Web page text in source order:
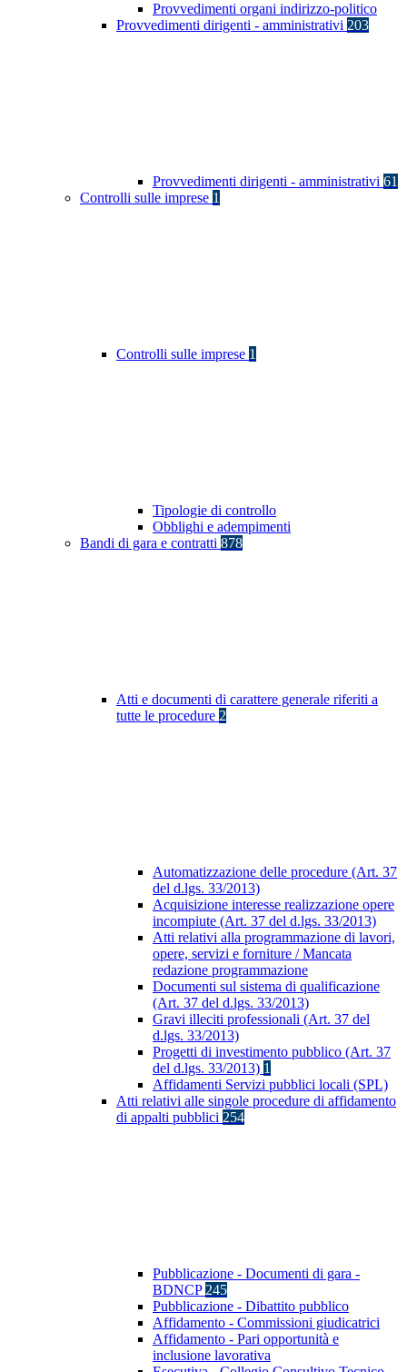
Provvedimenti organi indirizzo-politico
Provvedimenti dirigenti - amministrativi 203
Provvedimenti dirigenti - amministrativi 61
Controlli sulle imprese 1
Controlli sulle imprese 1
Tipologie di controllo
Obblighi e adempimenti
Bandi di gara e contratti 878
Atti e documenti di carattere generale riferiti a
tutte le procedure 2
Automatizzazione delle procedure (Art. 37
del d.lgs. 33/2013)
Acquisizione interesse realizzazione opere
incompiute (Art. 37 del d.lgs. 33/2013)
Atti relativi alla programmazione di lavori,
opere, servizi e forniture / Mancata
redazione programmazione
Documenti sul sistema di qualificazione
(Art. 37 del d.lgs. 33/2013)
Gravi illeciti professionali (Art. 37 del
d.lgs. 33/2013)
Progetti di investimento pubblico (Art. 37
del d.lgs. 33/2013) 1
Affidamenti Servizi pubblici locali (SPL)
Atti relativi alle singole procedure di affidamento
di appalti pubblici 254
Pubblicazione - Documenti di gara -
BDNCP 245
Pubblicazione - Dibattito pubblico
Affidamento - Commissioni giudicatrici
Affidamento - Pari opportunità e
inclusione lavorativa